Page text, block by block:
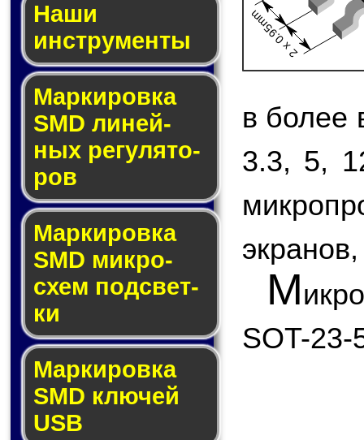
Наши
инструменты
Маркировка
SMD ли­ней­
ных ре­гу­ля­то­
ров
Маркировка
SMD мик­ро­
схем под­свет­
ки
Маркировка
SMD клю­чей
USB
2 x 0.95mm
в более
3.3, 5,
М
SOT-23-